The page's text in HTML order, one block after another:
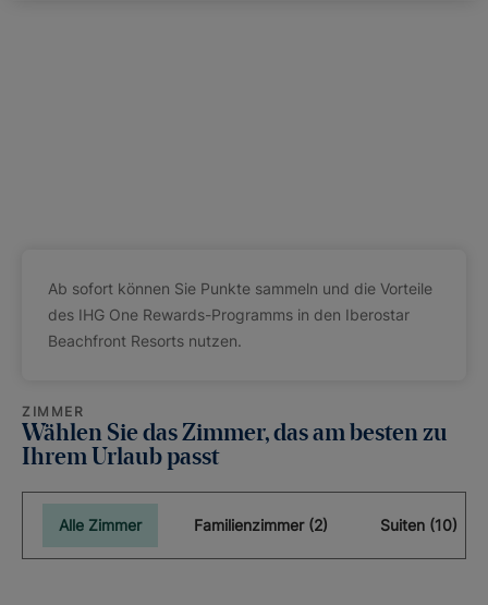
Ab sofort können Sie Punkte sammeln und die Vorteile
des IHG One Rewards-Programms in den Iberostar
Beachfront Resorts nutzen.
ZIMMER
Wählen Sie das Zimmer, das am besten zu
Ihrem Urlaub passt
Alle Zimmer Familienzimmer (2) Suiten (10)